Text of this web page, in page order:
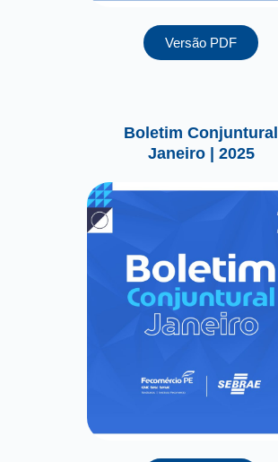
Versão PDF
Boletim Conjuntural
Janeiro | 2025